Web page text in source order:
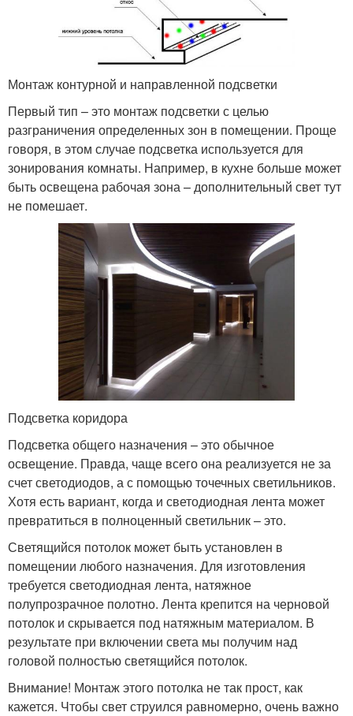
Монтаж контурной и направленной подсветки
Первый тип – это монтаж подсветки с целью
разграничения определенных зон в помещении. Проще
говоря, в этом случае подсветка используется для
зонирования комнаты. Например, в кухне больше может
быть освещена рабочая зона – дополнительный свет тут
не помешает.
Подсветка коридора
Подсветка общего назначения – это обычное
освещение. Правда, чаще всего она реализуется не за
счет светодиодов, а с помощью точечных светильников.
Хотя есть вариант, когда и светодиодная лента может
превратиться в полноценный светильник – это.
Светящийся потолок может быть установлен в
помещении любого назначения. Для изготовления
требуется светодиодная лента, натяжное
полупрозрачное полотно. Лента крепится на черновой
потолок и скрывается под натяжным материалом. В
результате при включении света мы получим над
головой полностью светящийся потолок.
Внимание! Монтаж этого потолка не так прост, как
кажется. Чтобы свет струился равномерно, очень важно